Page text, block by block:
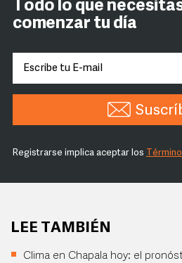
Todo lo que
comenzar tu día
Registrarse implica aceptar los
LEE TAMBIÉN
Clima en Chapala hoy: el